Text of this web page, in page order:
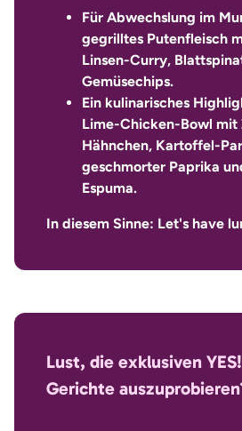
Für Abwechslung im
gegrilltes Putenfleisch
Linsen-Curry,
Gemüsechips.
Ein kulinarisches
Lime-Chicken-Bowl mit
Hähnchen, Kartoffel-
geschmorter Paprika
Espuma.
In diesem Sinne: Let's have
Lust, die exklusiven
Gerichte